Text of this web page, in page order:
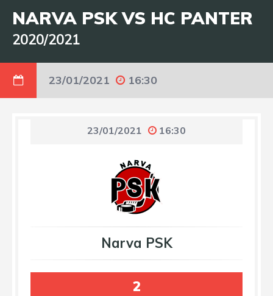
NARVA PSK VS HC PANTER
2020/2021
23/01/2021 16:30
23/01/2021 16:30
Narva PSK
2